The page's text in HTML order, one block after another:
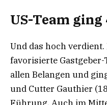
US-Team
Und das hoch
favorisierte
allen Belangen und
und Cutter Gauthier